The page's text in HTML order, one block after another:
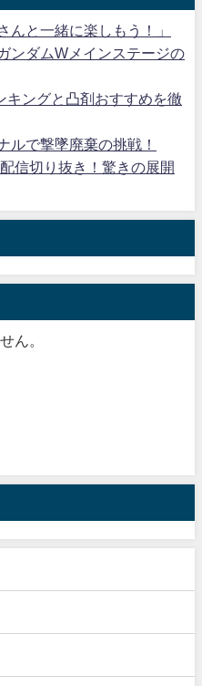
んと一緒に楽しもう！」
ンダムWメインステージの
キングと凸剤おすすめを徹
ルで撃墜廃棄の挑戦！
信切り抜き！驚きの展開
ん。